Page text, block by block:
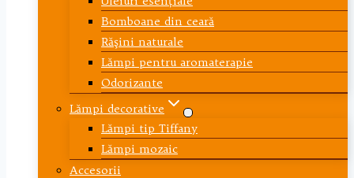
Bomboane din ceară
Răşini naturale
Lămpi pentru aromaterapie
Odorizante
Lămpi decorative
Lămpi tip Tiffany
Lămpi mozaic
Accesorii